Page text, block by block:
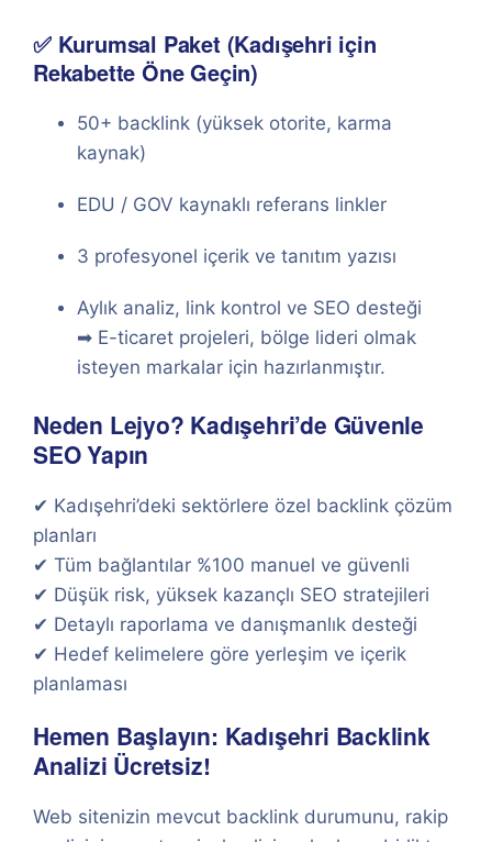
✅ Kurumsal Paket (Kadışehri için
Rekabette Öne Geçin)
50+ backlink (yüksek otorite, karma
kaynak)
EDU / GOV kaynaklı referans linkler
3 profesyonel içerik ve tanıtım yazısı
Aylık analiz, link kontrol ve SEO desteği
➡ E-ticaret projeleri, bölge lideri olmak
isteyen markalar için hazırlanmıştır.
Neden Lejyo? Kadışehri’de Güvenle
SEO Yapın
✔ Kadışehri’deki sektörlere özel backlink çözüm
planları
✔ Tüm bağlantılar %100 manuel ve güvenli
✔ Düşük risk, yüksek kazançlı SEO stratejileri
✔ Detaylı raporlama ve danışmanlık desteği
✔ Hedef kelimelere göre yerleşim ve içerik
planlaması
Hemen Başlayın: Kadışehri Backlink
Analizi Ücretsiz!
Web sitenizin mevcut backlink durumunu, rakip